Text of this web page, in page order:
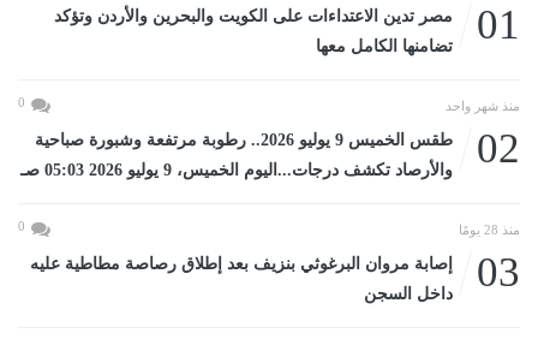
01
مصر تدين الاعتداءات على الكويت والبحرين والأردن وتؤكد
تضامنها الكامل معها
منذ شهر واحد 0
02
طقس الخميس 9 يوليو 2026.. رطوبة مرتفعة وشبورة صباحية
والأرصاد تكشف درجات...اليوم الخميس، 9 يوليو 2026 05:03 صـ
منذ 28 يومًا 0
03
إصابة مروان البرغوثي بنزيف بعد إطلاق رصاصة مطاطية عليه
داخل السجن